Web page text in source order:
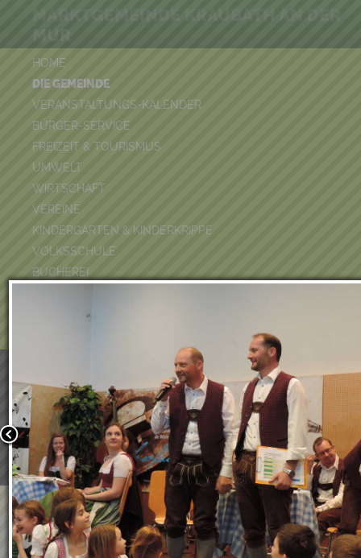
HOME
DIE GEMEINDE
VERANSTALTUNGS-KALENDER
BÜRGER-SERVICE
FREIZEIT & TOURISMUS
UMWELT
WIRTSCHAFT
VEREINE
KINDERGARTEN & KINDERKRIPPE
VOLKSSCHULE
BÜCHEREI
DUATHLON 2026
MUR
Wir verwenden Cookies, um unsere Webseite für Sie
benutzerfreundlich zu gestalten. Wenn Sie fortfahren,
an, dass Sie mit der Verwendung von Cookies auf
einverstanden sind.
Weitere Informationen:Datenschutzerklärung/Cookie-
Bestätigen
Volksmusiknachmittag 2017